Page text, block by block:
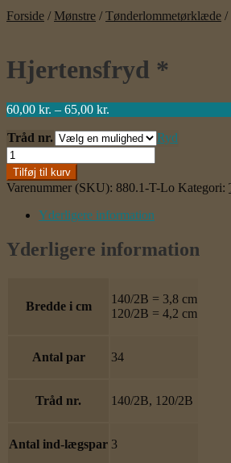
Forside / Mønstre /Tønderlommetørklæde /
Hjertensfryd *
60,00 kr. – 65,00 kr.
til
65,00 kr.
Tråd nr.
Ryd
Hjertensfryd
*
antal
Tilføj til kurv
Varenummer (SKU): 880.1-T-Lo Kategori:
Yderligere information
Yderligere information
Bredde i cm
140/2B = 3,8 cm
120/2B = 4,2 cm
Antal par 34
Tråd nr. 140/2B, 120/2B
Antal ind-lægspar 3